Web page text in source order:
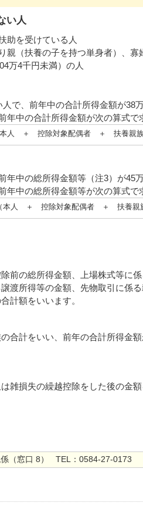
い人
助を受けている人
親（扶養の子を持つ単身者）、
万4千円未満）の人
で、前年中の合計所得金額が38
年中の合計所得金額が次の算式で
人 ＋ 控除対象配偶者 ＋ 扶養親
年中の総所得金額等（注3）が45
年中の総所得金額等が次の算式で
人 ＋ 控除対象配偶者 ＋ 扶養親
前の総所得金額、上場株式等に
渡所得等の金額、先物取引に係
計額をいいます。
合計をいい、前年の合計所得金
雑損失の繰越控除をした後の金額
（窓口 8） TEL：0584-27-0173